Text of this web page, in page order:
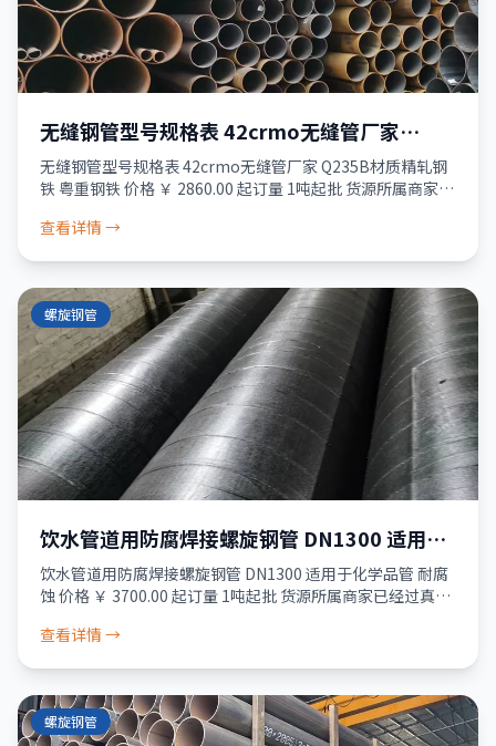
无缝钢管型号规格表 42crmo无缝管厂家
Q235B材质精轧钢铁 粤重钢铁
无缝钢管型号规格表 42crmo无缝管厂家 Q235B材质精轧钢
铁 粤重钢铁 价格 ￥ 2860.00 起订量 1吨起批 货源所属商家已
查看详情 →
螺旋钢管
饮水管道用防腐焊接螺旋钢管 DN1300 适用于
化学品管 耐腐蚀
饮水管道用防腐焊接螺旋钢管 DN1300 适用于化学品管 耐腐
蚀 价格 ￥ 3700.00 起订量 1吨起批 货源所属商家已经过真实
必
查看详情 →
螺旋钢管